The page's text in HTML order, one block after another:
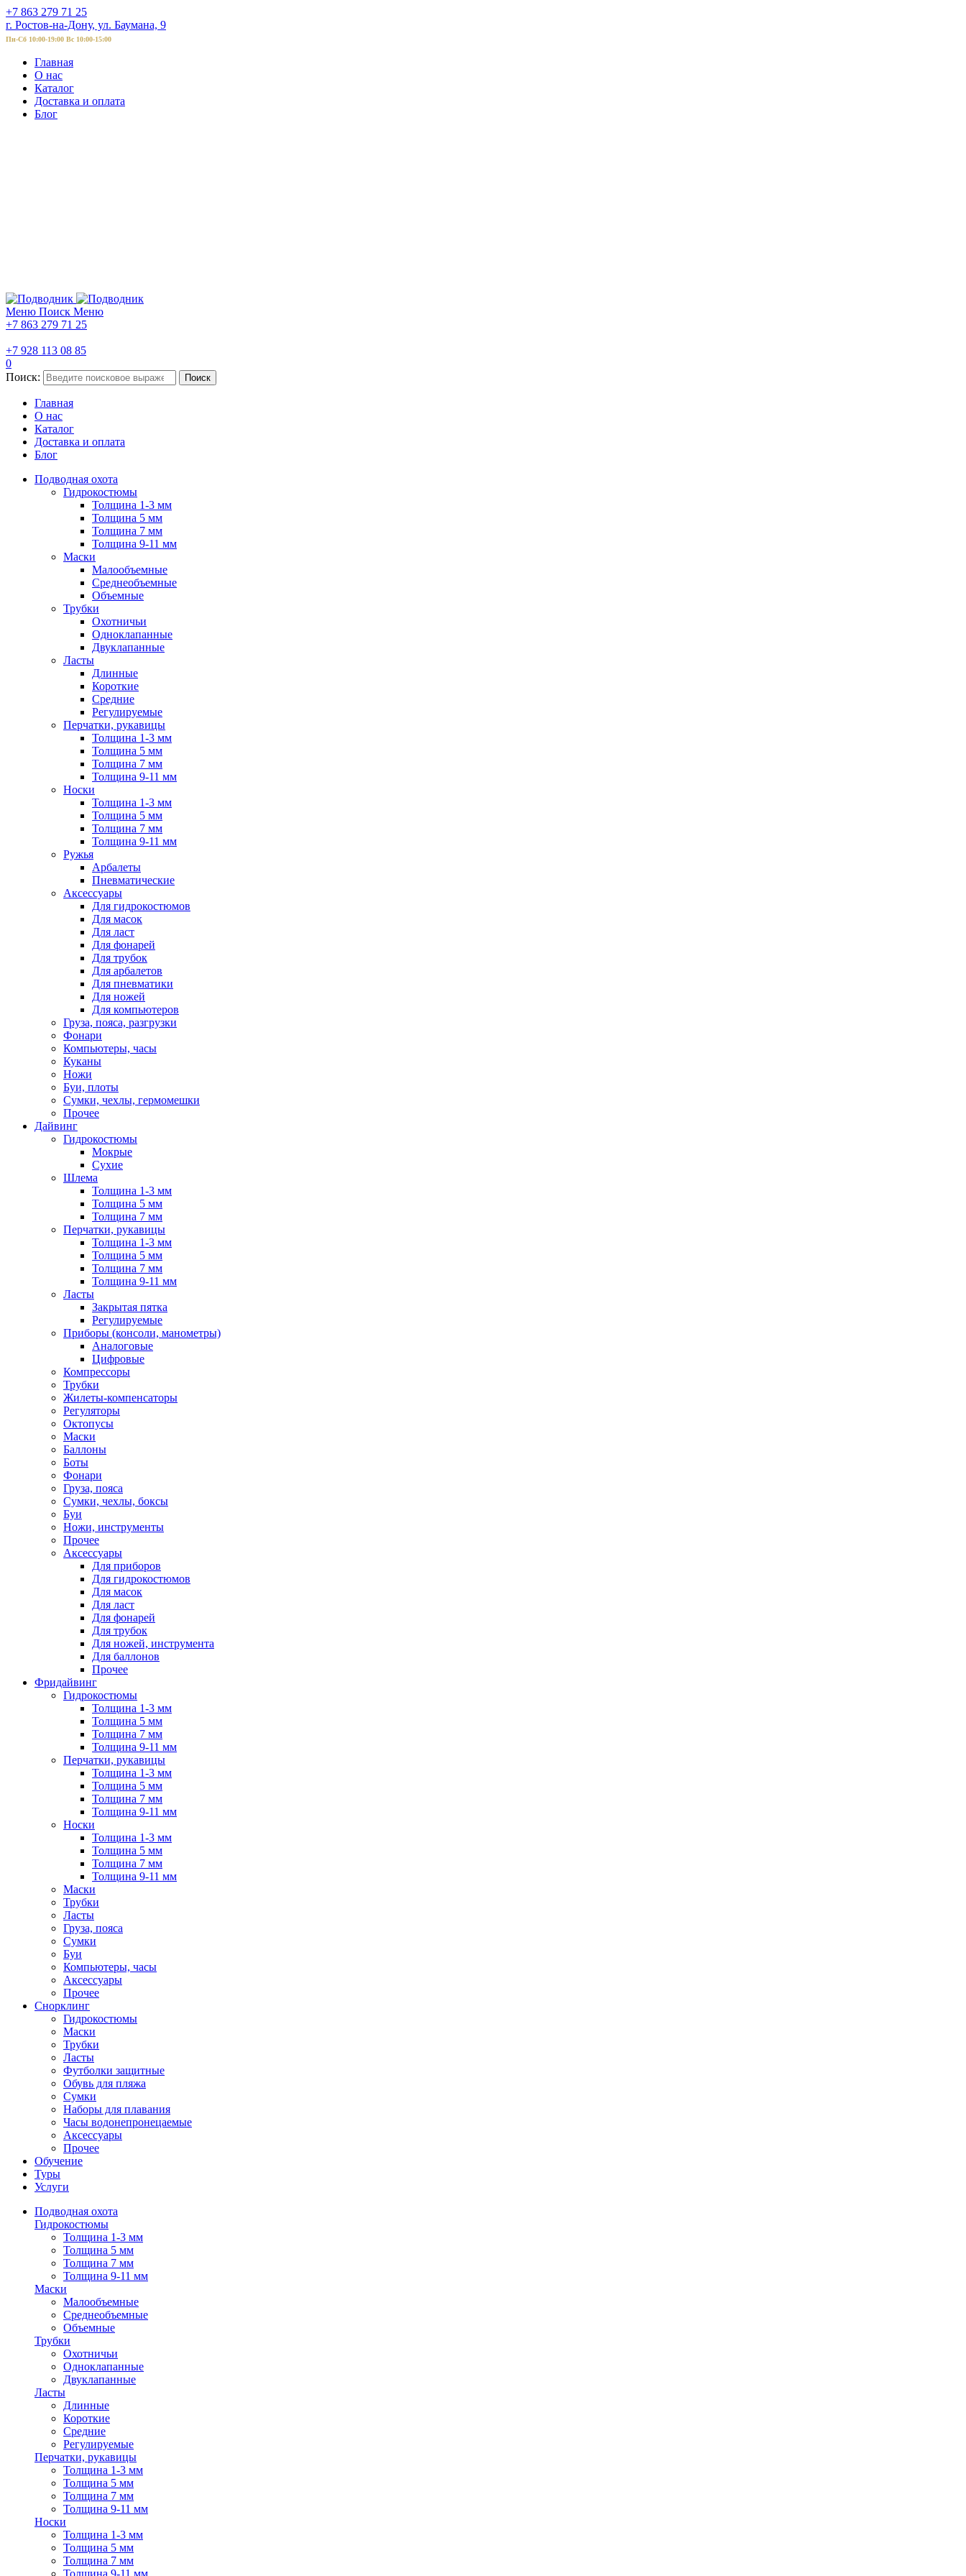
+7 863 279 71 25
г. Ростов-на-Дону, ул. Баумана, 9
Пн-Сб 10:00-19:00 Вс 10:00-15:00
Главная
О нас
Каталог
Доставка и оплата
Блог
Меню Поиск Меню
+7 863 279 71 25
+7 928 113 08 85
0
Поиск:
Поиск
Главная
О нас
Каталог
Доставка и оплата
Блог
Подводная охота
Гидрокостюмы
Толщина 1-3 мм
Толщина 5 мм
Толщина 7 мм
Толщина 9-11 мм
Маски
Малообъемные
Среднеобъемные
Объемные
Трубки
Охотничьи
Одноклапанные
Двуклапанные
Ласты
Длинные
Короткие
Средние
Регулируемые
Перчатки, рукавицы
Толщина 1-3 мм
Толщина 5 мм
Толщина 7 мм
Толщина 9-11 мм
Носки
Толщина 1-3 мм
Толщина 5 мм
Толщина 7 мм
Толщина 9-11 мм
Ружья
Арбалеты
Пневматические
Аксессуары
Для гидрокостюмов
Для масок
Для ласт
Для фонарей
Для трубок
Для арбалетов
Для пневматики
Для ножей
Для компьютеров
Груза, пояса, разгрузки
Фонари
Компьютеры, часы
Куканы
Ножи
Буи, плоты
Сумки, чехлы, гермомешки
Прочее
Дайвинг
Гидрокостюмы
Мокрые
Сухие
Шлема
Толщина 1-3 мм
Толщина 5 мм
Толщина 7 мм
Перчатки, рукавицы
Толщина 1-3 мм
Толщина 5 мм
Толщина 7 мм
Толщина 9-11 мм
Ласты
Закрытая пятка
Регулируемые
Приборы (консоли, манометры)
Аналоговые
Цифровые
Компрессоры
Трубки
Жилеты-компенсаторы
Регуляторы
Октопусы
Маски
Баллоны
Боты
Фонари
Груза, пояса
Сумки, чехлы, боксы
Буи
Ножи, инструменты
Прочее
Аксессуары
Для приборов
Для гидрокостюмов
Для масок
Для ласт
Для фонарей
Для трубок
Для ножей, инструмента
Для баллонов
Прочее
Фридайвинг
Гидрокостюмы
Толщина 1-3 мм
Толщина 5 мм
Толщина 7 мм
Толщина 9-11 мм
Перчатки, рукавицы
Толщина 1-3 мм
Толщина 5 мм
Толщина 7 мм
Толщина 9-11 мм
Носки
Толщина 1-3 мм
Толщина 5 мм
Толщина 7 мм
Толщина 9-11 мм
Маски
Трубки
Ласты
Груза, пояса
Сумки
Буи
Компьютеры, часы
Аксессуары
Прочее
Снорклинг
Гидрокостюмы
Маски
Трубки
Ласты
Футболки защитные
Обувь для пляжа
Сумки
Наборы для плавания
Часы водонепронецаемые
Аксессуары
Прочее
Обучение
Туры
Услуги
Подводная охота
Гидрокостюмы
Толщина 1-3 мм
Толщина 5 мм
Толщина 7 мм
Толщина 9-11 мм
Маски
Малообъемные
Среднеобъемные
Объемные
Трубки
Охотничьи
Одноклапанные
Двуклапанные
Ласты
Длинные
Короткие
Средние
Регулируемые
Перчатки, рукавицы
Толщина 1-3 мм
Толщина 5 мм
Толщина 7 мм
Толщина 9-11 мм
Носки
Толщина 1-3 мм
Толщина 5 мм
Толщина 7 мм
Толщина 9-11 мм